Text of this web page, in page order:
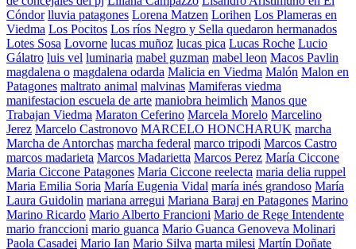
Cóndor lluvia patagones Lorena Matzen Lorihen Los Plameras en
Viedma Los Pocitos Los ríos Negro y Sella quedaron hermanados
Lotes Sosa Lovorne lucas muñoz lucas pica Lucas Roche Lucio
Gálatro luis vel luminaria mabel guzman mabel leon Macos Pavlin
magdalena o magdalena odarda Malicia en Viedma Malón Malon en
Patagones maltrato animal malvinas Mamiferas viedma
manifestacion escuela de arte maniobra heimlich Manos que
Trabajan Viedma Maraton Ceferino Marcela Morelo Marcelino
Jerez Marcelo Castronovo MARCELO HONCHARUK marcha
Marcha de Antorchas marcha federal marco tripodi Marcos Castro
marcos madarieta Marcos Madarietta Marcos Perez María Ciccone
Maria Ciccone Patagones Maria Ciccone reelecta maria delia ruppel
Maria Emilia Soria María Eugenia Vidal maría inés grandoso María
Laura Guidolin mariana arregui Mariana Baraj en Patagones Marino
Marino Ricardo Mario Alberto Francioni Mario de Rege Intendente
mario franccioni mario guanca Mario Guanca Genoveva Molinari
Paola Casadei Mario Ian Mario Silva marta milesi Martín Doñate